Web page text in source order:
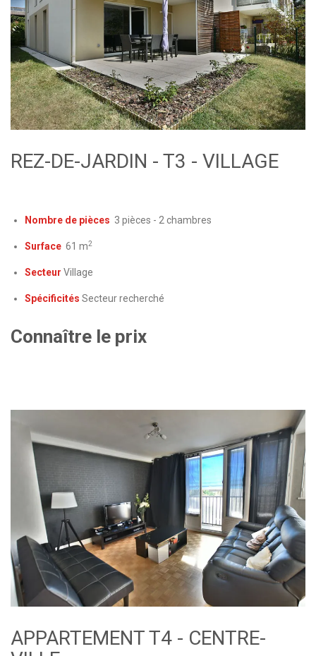
REZ-DE-JARDIN - T3 - VILLAGE
Nombre de pièces 3 pièces - 2 chambres
Surface 61 m2
Secteur Village
Spécificités Secteur recherché
Connaître le prix
APPARTEMENT T4 - CENTRE-